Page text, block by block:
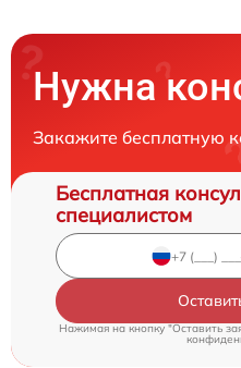
Нужна
Закажите бесплатную
Бесплатная
специалистом
Нажимая на кнопку "Оставить